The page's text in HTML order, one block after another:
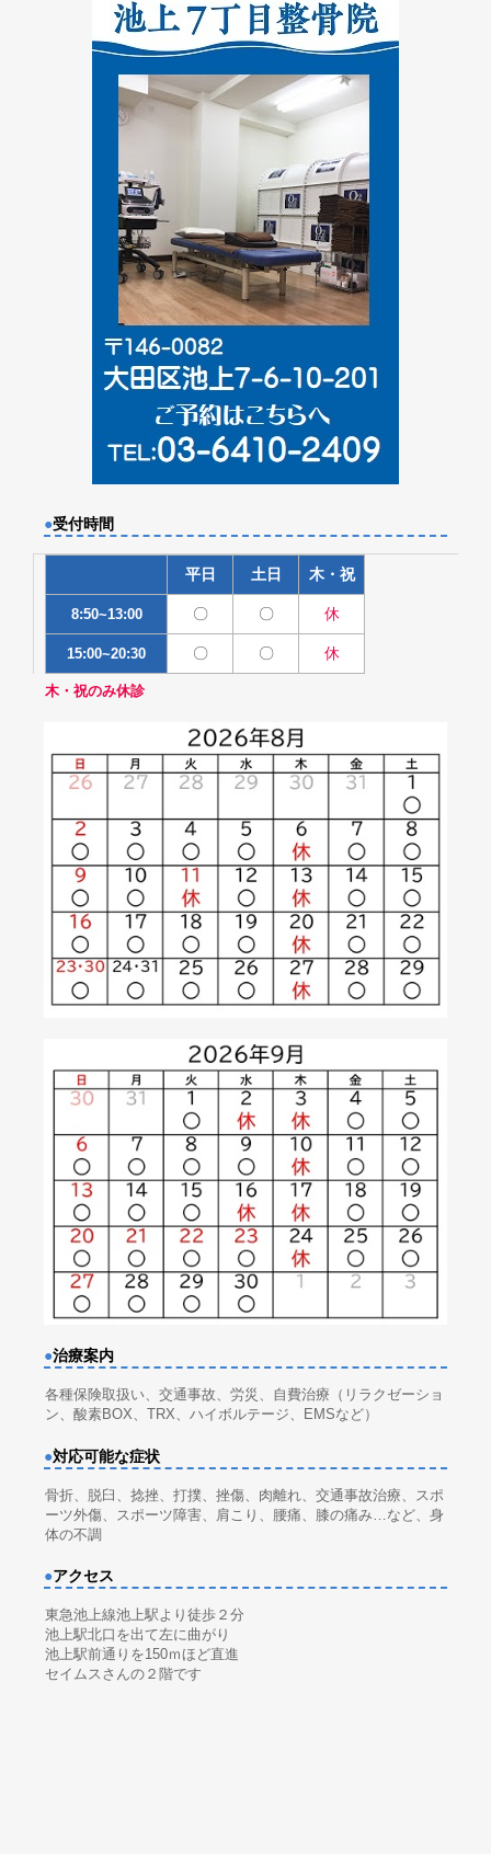
●受付時間
平日 土日 木・祝
8:50~13:00 〇 〇 休
15:00~20:30 〇 〇 休
木・祝のみ休診
●治療案内
各種保険取扱い、交通事故、労災、自費治療（リラクゼーショ
ン、酸素BOX、TRX、ハイボルテージ、EMSなど）
●対応可能な症状
骨折、脱臼、捻挫、打撲、挫傷、肉離れ、交通事故治療、スポ
ーツ外傷、スポーツ障害、肩こり、腰痛、膝の痛み…など、身
体の不調
●アクセス
東急池上線池上駅より徒歩２分
池上駅北口を出て左に曲がり
池上駅前通りを150ｍほど直進
セイムスさんの２階です